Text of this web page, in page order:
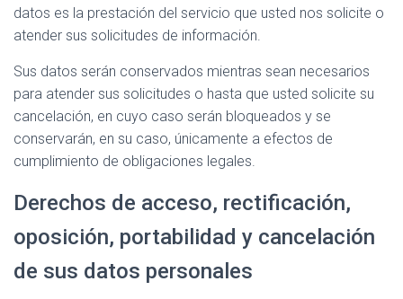
datos es la prestación del servicio que usted nos solicite o
atender sus solicitudes de información.
Sus datos serán conservados mientras sean necesarios
para atender sus solicitudes o hasta que usted solicite su
cancelación, en cuyo caso serán bloqueados y se
conservarán, en su caso, únicamente a efectos de
cumplimiento de obligaciones legales.
Derechos de acceso, rectificación,
oposición, portabilidad y cancelación
de sus datos personales